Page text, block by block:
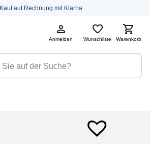
Kauf auf Rechnung mit Klarna
Anmelden Wunschliste Warenkorb